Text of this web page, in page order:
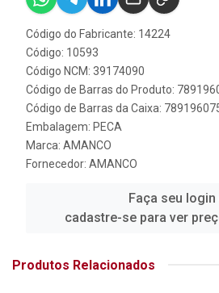
Código do Fabricante: 14224
Código: 10593
Código NCM: 39174090
Código de Barras do Produto:
Código de Barras da Caixa:
Embalagem: PECA
Marca: AMANCO
Fornecedor: AMANCO
Faça seu login
cadastre-se para ver
Produtos Relacionados